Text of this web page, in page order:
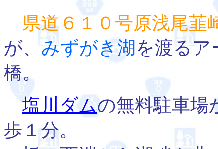
県道６１０号原浅尾韮
が、みずがき湖 を渡るア
橋。
塩川ダムの無料駐車場
歩１分。